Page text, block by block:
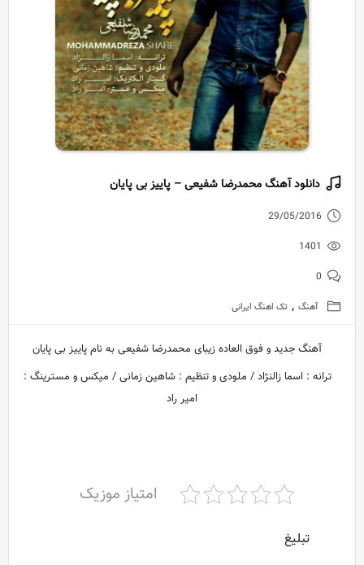
دانلود آهنگ محمدرضا شفیعی – پاییز بی پایان
29/05/2016
1401
0
آهنگ , تک اهنگ ایرانی
آهنگ جدید و فوق العاده زیبای محمدرضا شفیعی به نام پاییز بی پایان
ترانه : اسما زالنژاد / ملودی و تنظیم : شاهین زمانی / میکس و مسترینگ :
امیر راد
امتیاز موزیک
تبلیغ